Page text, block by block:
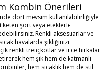
Kombin Önerileri
dört mevsim kullanılabilirliğiyle
keten şort veya eteklerle
Renkli aksesuarlar ve
havalarda şıklığınızı
renkli trençkotlar ve ince hırkalar
hem şık hem de katmanlı
hem sıcaklık hem de stil